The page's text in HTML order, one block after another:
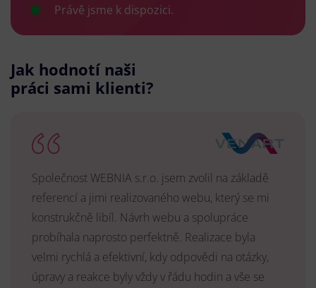
Právě jsme k dispozici.
Jak hodnotí naši
práci sami klienti?
Společnost WEBNIA s.r.o. jsem zvolil na základě
referencí a jimi realizovaného webu, který se mi
konstrukčně libíl. Návrh webu a spolupráce
probíhala naprosto perfektně. Realizace byla
velmi rychlá a efektivní, kdy odpovědi na otázky,
úpravy a reakce byly vždy v řádu hodin a vše se